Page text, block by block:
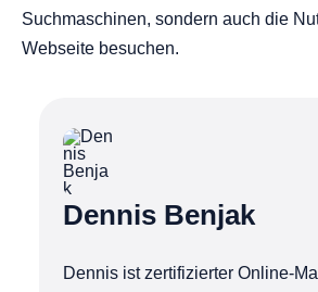
Suchmaschinen, sondern auch die
Webseite besuchen.
Dennis Benjak
Dennis ist zertifizierter Online-